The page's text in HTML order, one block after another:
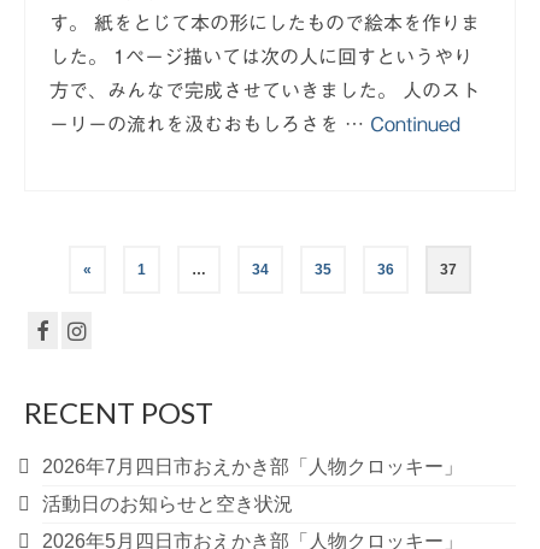
す。 紙をとじて本の形にしたもので絵本を作りま
した。 1ページ描いては次の人に回すというやり
方で、みんなで完成させていきました。 人のスト
ーリーの流れを汲むおもしろさを … Continued
稿
ペ
ー
ジ
« 1 … 34 35 36 37
RECENT POST
2026年7月四日市おえかき部「人物クロッキー」
活動日のお知らせと空き状況
2026年5月四日市おえかき部「人物クロッキー」